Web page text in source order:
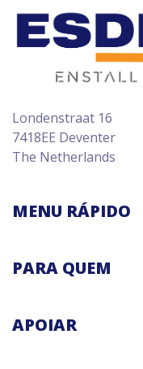
Londenstraat 16
7418EE Deventer
The Netherlands
MENU RÁPIDO
PARA QUEM
APOIAR